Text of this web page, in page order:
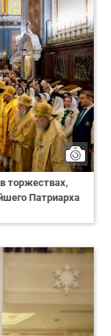
торжествах,
Патриарха